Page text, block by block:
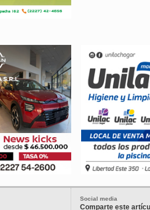
Social media
Comparte este